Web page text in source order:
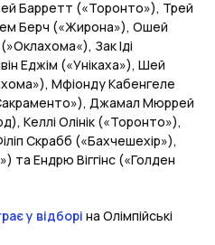
Барретт («Торонто»), Трей
Берч («Жирона»), Ошей
Зак Іді
Еджім («Унікаха»), Шей
Мфіонду Кабенгеле
Джамал Мюррей
Келлі Олінік («Торонто»),
Скрабб («Бахчешехір»),
Ендрю Віггінс («Голден
у відборі на Олімпійські